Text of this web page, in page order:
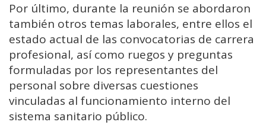
Por último, durante la reunión se abordaron
también otros temas laborales, entre ellos el
estado actual de las convocatorias de carrera
profesional, así como ruegos y preguntas
formuladas por los representantes del
personal sobre diversas cuestiones
vinculadas al funcionamiento interno del
sistema sanitario público.